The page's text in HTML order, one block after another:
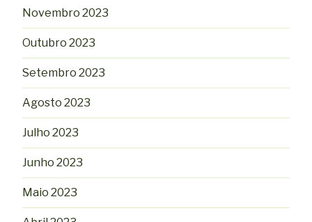
Novembro 2023
Outubro 2023
Setembro 2023
Agosto 2023
Julho 2023
Junho 2023
Maio 2023